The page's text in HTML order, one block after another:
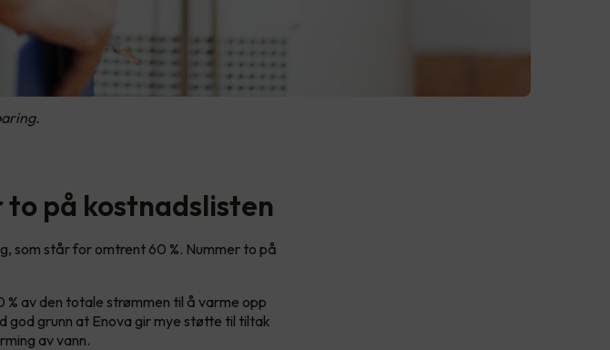
på kostnadslisten
som står for omtrent 60 %. Nummer to på
% av den totale strømmen til å varme opp
god grunn at Enova gir mye støtte til tiltak
av vann.